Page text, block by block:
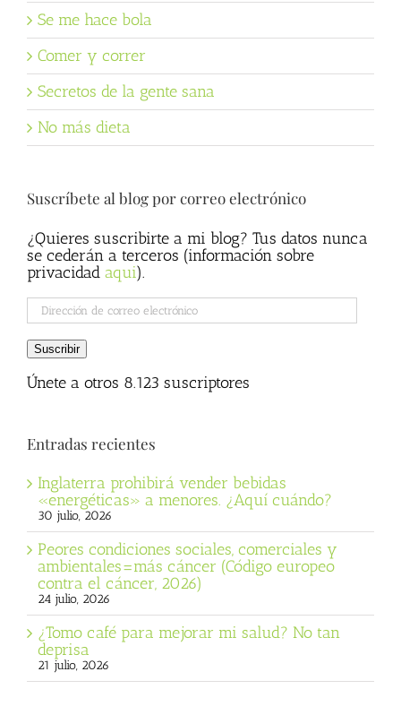
Se me hace bola
Comer y correr
Secretos de la gente sana
No más dieta
Suscríbete al blog por correo electrónico
¿Quieres suscribirte a mi blog? Tus datos nunca
se cederán a terceros (información sobre
privacidad aqui).
Dirección
de
correo
electrónico
Suscribir
Únete a otros 8.123 suscriptores
Entradas recientes
Inglaterra prohibirá vender bebidas
«energéticas» a menores. ¿Aquí cuándo?
30 julio, 2026
Peores condiciones sociales, comerciales y
ambientales=más cáncer (Código europeo
contra el cáncer, 2026)
24 julio, 2026
¿Tomo café para mejorar mi salud? No tan
deprisa
21 julio, 2026